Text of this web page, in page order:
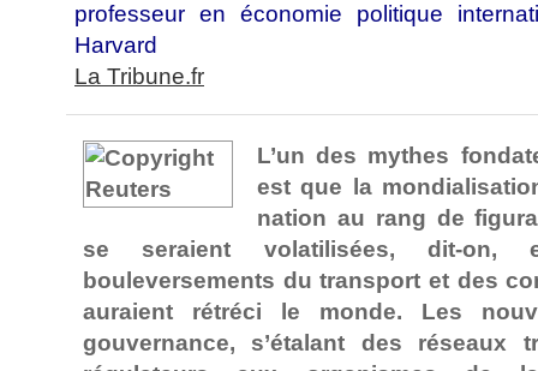
professeur en économie politique
Harvard
La Tribune.fr
L’un des mythes
est que la
nation au rang de
se seraient volatilisées, dit-on,
bouleversements du transport et des
auraient rétréci le monde. Les
gouvernance, s’étalant des réseaux